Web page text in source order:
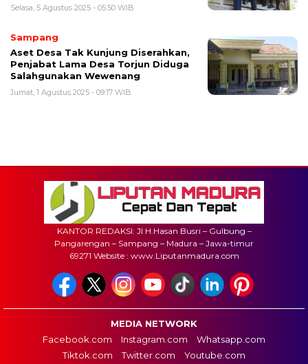
Selasa, 5 Agustus 2025 - 05:50 WIB
Sampang
Aset Desa Tak Kunjung Diserahkan,
Penjabat Lama Desa Torjun Diduga
Salahgunakan Wewenang
Jumat, 1 Agustus 2025 - 09:17 WIB
KANTOR REDAKSI: Jl H.Hasan Busri – Gulbung –
Pangarengan – Sampang – Madura – Jawa-timur
69271 Website : www.Liputanmadura.com
MEDIA NETWORK
Facebook.com
Instagram.com
Whatsapp.com
Tiktok.com
Twitter.com Youtube.com